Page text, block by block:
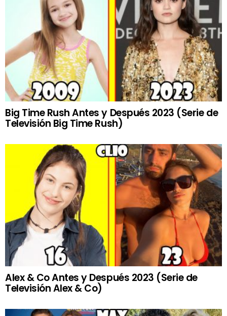
Big Time Rush Antes y Después 2023 (Serie de
Televisión Big Time Rush)
Alex & Co Antes y Después 2023 (Serie de
Televisión Alex & Co)